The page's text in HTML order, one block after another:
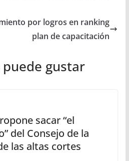
por logros en ranking
plan de capacitación
gustar
sacar “el
del Consejo de la
las altas cortes